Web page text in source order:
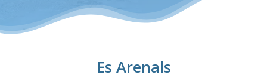
Es Arenals